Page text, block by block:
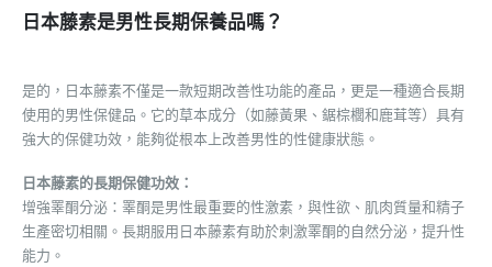
日本藤素是男性長期保養品嗎？
是的，日本藤素不僅是一款短期改善性功能的產品，更是一種適合長期
使用的男性保健品。它的草本成分（如藤黃果、鋸棕櫚和鹿茸等）具有
強大的保健功效，能夠從根本上改善男性的性健康狀態。
日本藤素的長期保健功效：
增強睪酮分泌：睪酮是男性最重要的性激素，與性欲、肌肉質量和精子
生產密切相關。長期服用日本藤素有助於刺激睪酮的自然分泌，提升性
能力。